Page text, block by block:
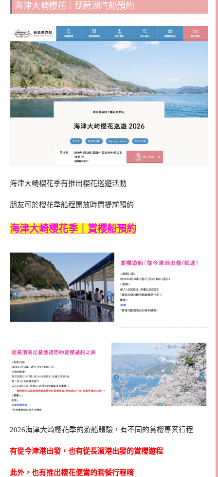
海津大崎櫻花｜琵琶湖汽船預約
海津大崎櫻花季有推出櫻花巡遊活動
朋友可於櫻花季船程開放時間提前預約
海津大崎櫻花季｜賞櫻船預約
2026海津大崎櫻花季的遊船體驗，有不同的賞櫻專案行程
有從今津港出發，也有從長濱港出發的賞櫻遊程
此外，也有推出櫻花便當的套餐行程唷